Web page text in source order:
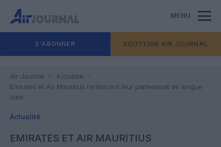
MENU
S'ABONNER SOUTENIR AIR JOURNAL
Air Journal
Actualité
Emirates et Air Mauritius renforcent leur partenariat de longue
date
Actualité
EMIRATES ET AIR MAURITIUS